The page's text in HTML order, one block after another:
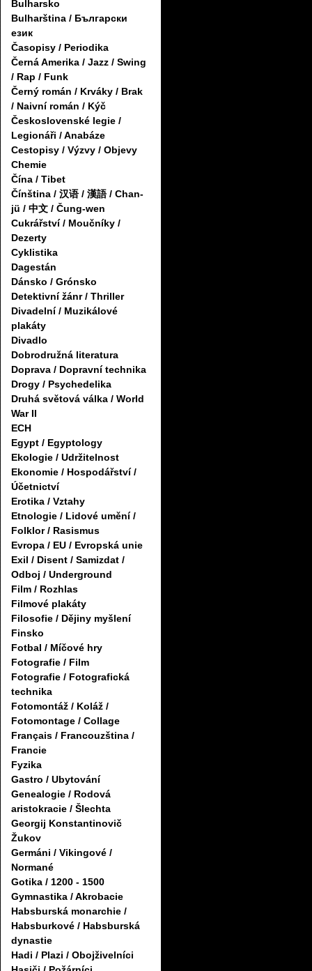
Bulharsko
Bulharština / Български
език
Časopisy / Periodika
Černá Amerika / Jazz / Swing
/ Rap / Funk
Černý román / Krváky / Brak
/ Naivní román / Kýč
Československé legie /
Legionáři / Anabáze
Cestopisy / Výzvy / Objevy
Chemie
Čína / Tibet
Čínština / 汉语 / 漢語 / Chan-
jü / 中文 / Čung-wen
Cukrářství / Moučníky /
Dezerty
Cyklistika
Dagestán
Dánsko / Grónsko
Detektivní žánr / Thriller
Divadelní / Muzikálové
plakáty
Divadlo
Dobrodružná literatura
Doprava / Dopravní technika
Drogy / Psychedelika
Druhá světová válka / World
War II
ECH
Egypt / Egyptology
Ekologie / Udržitelnost
Ekonomie / Hospodářství /
Účetnictví
Erotika / Vztahy
Etnologie / Lidové umění /
Folklor / Rasismus
Evropa / EU / Evropská unie
Exil / Disent / Samizdat /
Odboj / Underground
Film / Rozhlas
Filmové plakáty
Filosofie / Dějiny myšlení
Finsko
Fotbal / Míčové hry
Fotografie / Film
Fotografie / Fotografická
technika
Fotomontáž / Koláž /
Fotomontage / Collage
Français / Francouzština /
Francie
Fyzika
Gastro / Ubytování
Genealogie / Rodová
aristokracie / Šlechta
Georgij Konstantinovič
Žukov
Germáni / Vikingové /
Normané
Gotika / 1200 - 1500
Gymnastika / Akrobacie
Habsburská monarchie /
Habsburkové / Habsburská
dynastie
Hadi / Plazi / Obojživelníci